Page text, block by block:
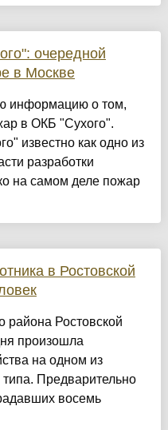
очередной
в Москве
информацию о том,
в ОКБ "Сухого".
известно как одно из
разработки
на самом деле пожар
в Ростовской
района Ростовской
произошла
на одном из
Предварительно
восемь